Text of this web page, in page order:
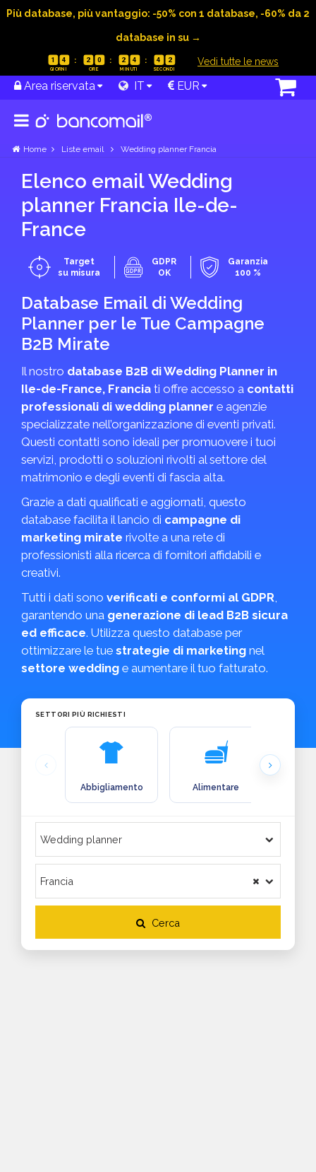
Più database, più vantaggio: -50% con 1 database, -60% da 2
database in su →
1 4 2 0 2 4 4 1 Vedi tutte le news
Area riservata IT EUR
Home Liste email Wedding planner Francia
Elenco email Wedding
planner Francia Ile-de-
France
Target
su misura
GDPR
OK
Garanzia
100 %
Database Email di Wedding
Planner per le Tue Campagne
B2B Mirate
Il nostro database B2B di Wedding Planner in
Ile-de-France, Francia ti offre accesso a contatti
professionali di wedding planner e agenzie
specializzate nell’organizzazione di eventi privati.
Questi contatti sono ideali per promuovere i tuoi
servizi, prodotti o soluzioni rivolti al settore del
matrimonio e degli eventi di fascia alta.
Grazie a dati qualificati e aggiornati, questo
database facilita il lancio di campagne di
marketing mirate rivolte a una rete di
professionisti alla ricerca di fornitori affidabili e
creativi.
Tutti i dati sono verificati e conformi al GDPR,
garantendo una generazione di lead B2B sicura
ed efficace. Utilizza questo database per
ottimizzare le tue strategie di marketing nel
settore wedding e aumentare il tuo fatturato.
SETTORI PIÙ RICHIESTI
Abbigliamento Alimentare
Cerca